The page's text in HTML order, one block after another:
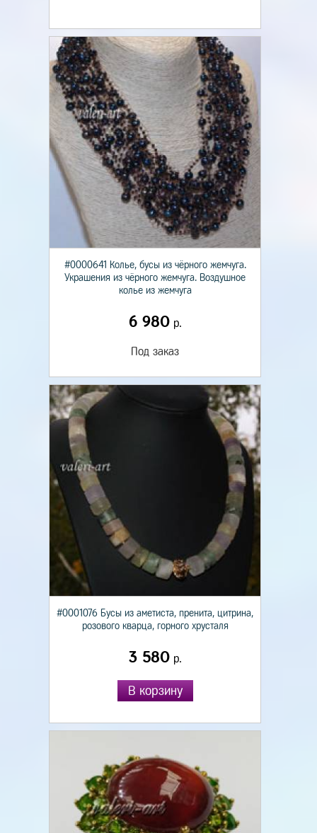
#0000641 Колье, бусы из чёрного жемчуга.
Украшения из чёрного жемчуга. Воздушное
колье из жемчуга
6 980р.
Под заказ
#0001076 Бусы из аметиста, пренита, цитрина,
розового кварца, горного хрусталя
3 580р.
В корзину